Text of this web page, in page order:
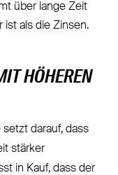
über lange Zeit
ist als die Zinsen.
HÖHEREN
darauf, dass
stärker
in Kauf, dass der